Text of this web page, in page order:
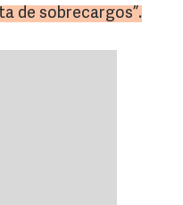
de sobrecargos”.